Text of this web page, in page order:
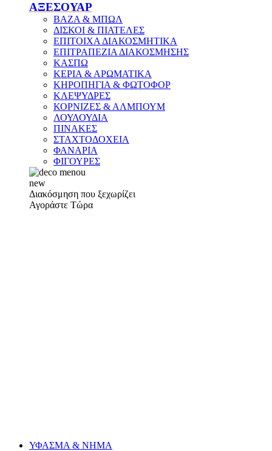
ΑΞΕΣΟΥΑΡ
ΒΑΖΑ & ΜΠΩΛ
ΔΙΣΚΟΙ & ΠΙΑΤΕΛΕΣ
ΕΠΙΤΟΙΧΑ ΔΙΑΚΟΣΜΗΤΙΚΑ
ΕΠΙΤΡΑΠΕΖΙΑ ΔΙΑΚΟΣΜΗΣΗΣ
ΚΑΣΠΩ
ΚΕΡΙΑ & ΑΡΩΜΑΤΙΚΑ
ΚΗΡΟΠΗΓΙΑ & ΦΩΤΟΦΟΡ
ΚΛΕΨΥΔΡΕΣ
ΚΟΡΝΙΖΕΣ & ΑΛΜΠΟΥΜ
ΛΟΥΛΟΥΔΙΑ
ΠΙΝΑΚΕΣ
ΣΤΑΧΤΟΔΟΧΕΙΑ
ΦΑΝΑΡΙΑ
ΦΙΓΟΥΡΕΣ
new
Διακόσμηση που ξεχωρίζει
Αγοράστε Τώρα
ΥΦΑΣΜΑ & ΝΗΜΑ